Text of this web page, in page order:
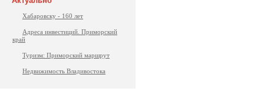
Хабаровску - 160 лет
Адреса инвестиций. Приморский
край
Туризм: Приморский маршрут
Недвижимость Владивостока